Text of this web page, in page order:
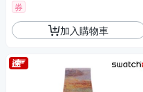
券
加入購物車